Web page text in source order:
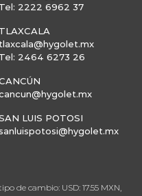
Tel: 2222 6962 37
TLAXCALA
tlaxcala@hygolet.mx
Tel: 2464 6273 26
LUIS POTOSI
de cambio: USD: 17.55 MXN,